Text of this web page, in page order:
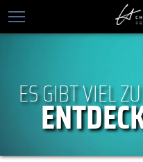
ES GIBT VIEL ZU